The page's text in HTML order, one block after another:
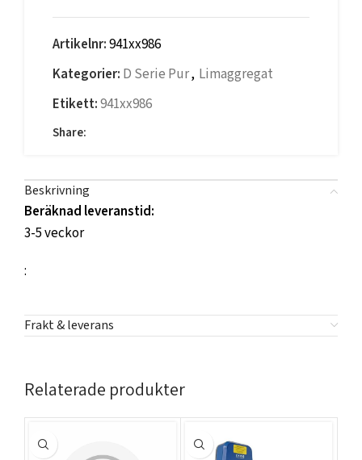
Artikelnr:941xx986
Kategorier: D Serie Pur, Limaggregat
Etikett:941xx986
Share:
Beskrivning
Beräknad leveranstid:
3-5 veckor
:
Frakt & leverans
Relaterade produkter